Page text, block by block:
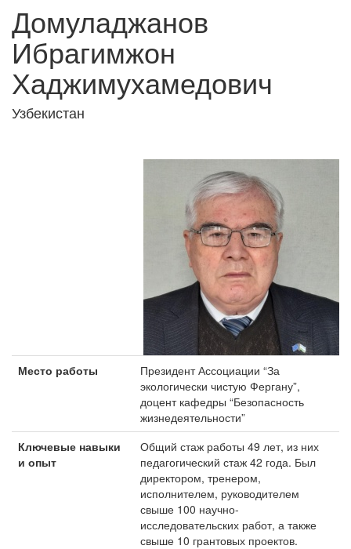
Домуладжанов
Ибрагимжон
Хаджимухамедович
Узбекистан
Место работы
Президент Ассоциации “За
экологически чистую Фергану”,
доцент кафедры “Безопасность
жизнедеятельности”
Ключевые навыки
и опыт
Общий стаж работы 49 лет, из них
педагогический стаж 42 года. Был
директором, тренером,
исполнителем, руководителем
свыше 100 научно-
исследовательских работ, а также
свыше 10 грантовых проектов.